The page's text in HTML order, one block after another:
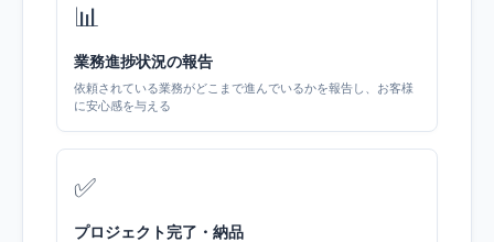
📊
業務進捗状況の報告
依頼されている業務がどこまで進んでいるかを報告し、お客様
に安心感を与える
✅
プロジェクト完了・納品